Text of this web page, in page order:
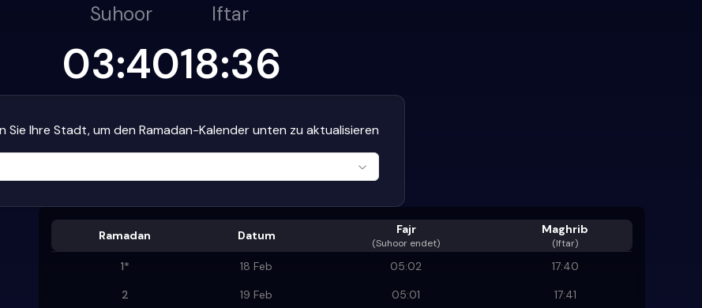
Suhoor
03:40
Iftar
18:36
Sie Ihre Stadt, um den Ramadan-Kalender unten zu aktualisieren
Ramadan Datum Fajr
(Suhoor endet)
Maghrib
(Iftar)
1* 18 Feb 05:02
17:40
2
19 Feb 05:01
17:41